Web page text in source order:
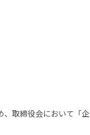
取締役会において「